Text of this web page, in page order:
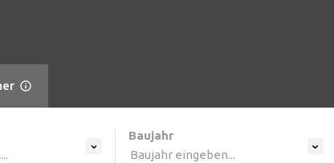
Down to open the menu,Baujahr
Baujahr eingeben...